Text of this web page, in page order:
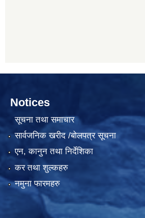
Notices
सूचना तथा समाचार
सार्वजनिक खरीद /बोलपत्र सूचना
एन, कानुन तथा निर्देशिका
कर तथा शुल्कहरु
नमुना फारमहरु